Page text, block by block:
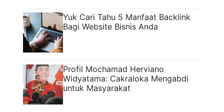
Yuk Cari Tahu 5 Manfaat Backlink
Bagi Website Bisnis Anda
Profil Mochamad Herviano
Widyatama: Cakraloka Mengabdi
untuk Masyarakat